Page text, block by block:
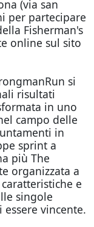
(via san
per partecipare
Fisherman's
online sul sito
si
risultati
in uno
campo delle
in
sprint a
più The
organizzata a
e
singole
vincente.